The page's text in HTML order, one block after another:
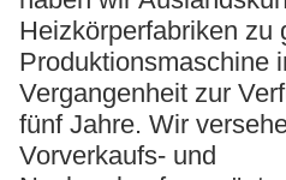
Heizkörperfabriken zu
Produktionsmaschine
Vergangenheit zur
fünf Jahre. Wir
Vorverkaufs- und